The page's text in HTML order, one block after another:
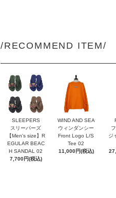
/RECOMMEND ITEM/
SLEEPERS
スリーパーズ
【Men's size】R
EGULAR BEAC
H SANDAL 02
7,700円(税込)
WIND AND SEA
ウィンダンシー
Front Logo L/S
Tee 02
11,000円(税込)
ジ